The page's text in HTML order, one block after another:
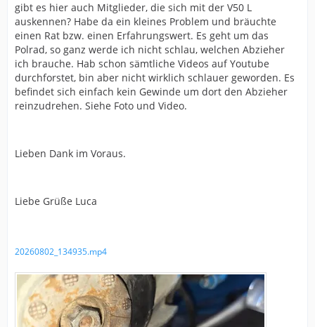
gibt es hier auch Mitglieder, die sich mit der V50 L
auskennen? Habe da ein kleines Problem und bräuchte
einen Rat bzw. einen Erfahrungswert. Es geht um das
Polrad, so ganz werde ich nicht schlau, welchen Abzieher
ich brauche. Hab schon sämtliche Videos auf Youtube
durchforstet, bin aber nicht wirklich schlauer geworden. Es
befindet sich einfach kein Gewinde um dort den Abzieher
reinzudrehen. Siehe Foto und Video.
Lieben Dank im Voraus.
Liebe Grüße Luca
20260802_134935.mp4